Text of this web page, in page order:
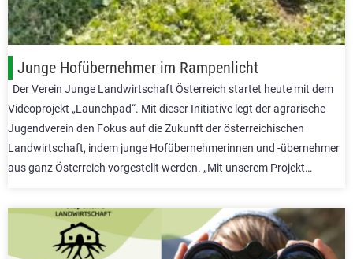
Junge Hofübernehmer im Rampenlicht
Der Verein Junge Landwirtschaft Österreich startet heute mit dem
Videoprojekt „Launchpad“. Mit dieser Initiative legt der agrarische
Jugendverein den Fokus auf die Zukunft der österreichischen
Landwirtschaft, indem junge Hofübernehmerinnen und -übernehmer
aus ganz Österreich vorgestellt werden. „Mit unserem Projekt…